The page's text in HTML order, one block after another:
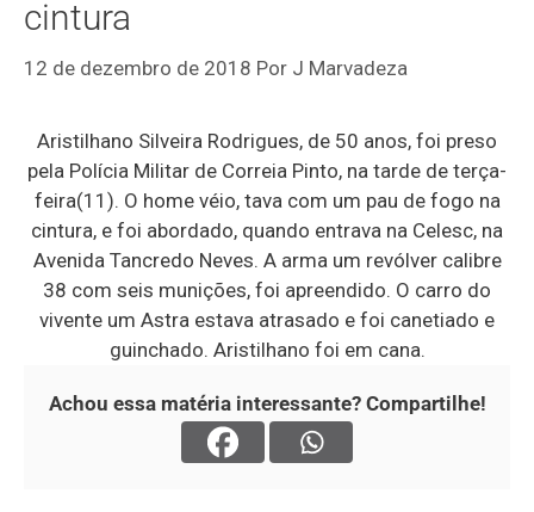
cintura
12 de dezembro de 2018 Por J Marvadeza
Aristilhano Silveira Rodrigues, de 50 anos, foi preso
pela Polícia Militar de Correia Pinto, na tarde de terça-
feira(11). O home véio, tava com um pau de fogo na
cintura, e foi abordado, quando entrava na Celesc, na
Avenida Tancredo Neves. A arma um revólver calibre
38 com seis munições, foi apreendido. O carro do
vivente um Astra estava atrasado e foi canetiado e
guinchado. Aristilhano foi em cana.
Achou essa matéria interessante? Compartilhe!